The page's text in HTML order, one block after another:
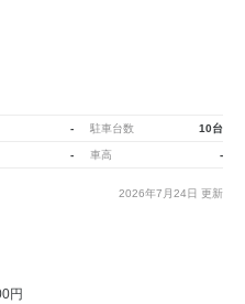
- 駐車台数 10台
- 車高 -
2026年7月24日 更新
円